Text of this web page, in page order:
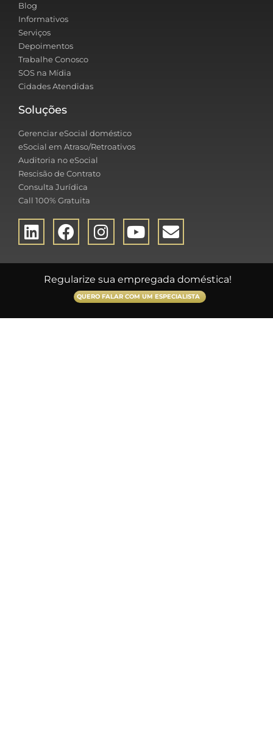
Blog
Informativos
Serviços
Depoimentos
Trabalhe Conosco
SOS na Mídia
Cidades Atendidas
Soluções
Gerenciar eSocial doméstico
eSocial em Atraso/Retroativos
Auditoria no eSocial
Rescisão de Contrato
Consulta Jurídica
Call 100% Gratuita
Regularize sua empregada doméstica!
QUERO FALAR COM UM ESPECIALISTA